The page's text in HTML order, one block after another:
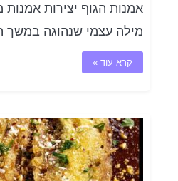
אמנות הגוף יצירות
מילה עצמי שנהוגה במשך
קרא עוד »